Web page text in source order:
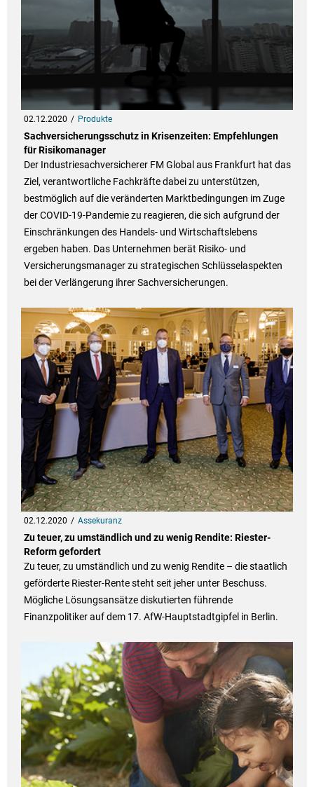
02.12.2020 Produkte
Sachversicherungsschutz in Krisenzeiten: Empfehlungen
für Risikomanager
Der Industriesachversicherer FM Global aus Frankfurt hat das
Ziel, verantwortliche Fachkräfte dabei zu unterstützen,
bestmöglich auf die veränderten Marktbedingungen im Zuge
der COVID-19-Pandemie zu reagieren, die sich aufgrund der
Einschränkungen des Handels- und Wirtschaftslebens
ergeben haben. Das Unternehmen berät Risiko- und
Versicherungsmanager zu strategischen Schlüsselaspekten
bei der Verlängerung ihrer Sachversicherungen.
02.12.2020 Assekuranz
Zu teuer, zu umständlich und zu wenig Rendite: Riester-
Reform gefordert
Zu teuer, zu umständlich und zu wenig Rendite – die staatlich
geförderte Riester-Rente steht seit jeher unter Beschuss.
Mögliche Lösungsansätze diskutierten führende
Finanzpolitiker auf dem 17. AfW-Hauptstadtgipfel in Berlin.